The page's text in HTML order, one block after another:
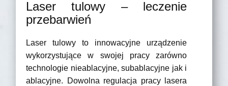
Laser tulowy – leczenie
przebarwień
Laser tulowy to innowacyjne urządzenie
wykorzystujące w swojej pracy zarówno
technologie nieablacyjne, subablacyjne jak i
ablacyjne. Dowolna regulacja pracy lasera